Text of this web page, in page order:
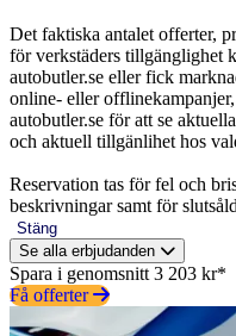
Det faktiska antalet offerter,
för verkstäders tillgänglighet
autobutler.se eller fick
online- eller
autobutler.se för att se
och aktuell tillgänlihet hos
Reservation tas för fel och
beskrivningar samt för
Stäng
Se alla erbjudanden
Spara i genomsnitt 3 203 kr*
Få offerter